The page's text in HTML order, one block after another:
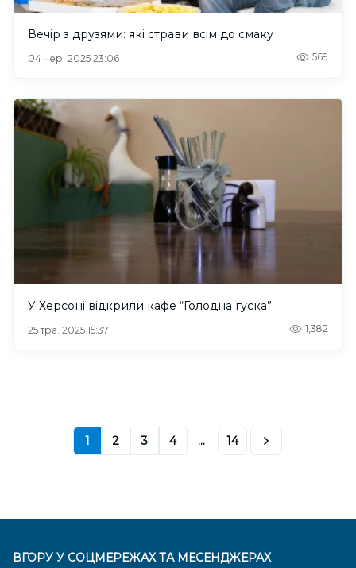
Вечір з друзями: які страви всім до смаку
04 чер. 2025 23:06 569
У Херсоні відкрили кафе “Голодна гуска”
25 тра. 2025 15:37 1,382
1 2 3 4 ... 14
ВГОРУ У СОЦМЕРЕЖАХ ТА МЕСЕНДЖЕРАХ